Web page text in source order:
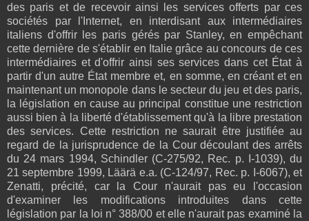
des paris et de recevoir ainsi les services offerts par ces
sociétés par l'Internet, en interdisant aux intermédiaires
italiens d'offrir les paris gérés par Stanley, en empêchant
cette dernière de s'établir en Italie grâce au concours de ces
intermédiaires et d'offrir ainsi ses services dans cet État à
partir d'un autre État membre et, en somme, en créant et en
maintenant un monopole dans le secteur du jeu et des paris,
la législation en cause au principal constitue une restriction
aussi bien à la liberté d'établissement qu'à la libre prestation
des services. Cette restriction ne saurait être justifiée au
regard de la jurisprudence de la Cour découlant des arrêts
du 24 mars 1994, Schindler (C-275/92, Rec. p. I-1039), du
21 septembre 1999, Läärä e.a. (C-124/97, Rec. p. I-6067), et
Zenatti, précité, car la Cour n'aurait pas eu l'occasion
d'examiner les modifications introduites dans cette
législation par la loi n° 388/00 et elle n'aurait pas examiné la